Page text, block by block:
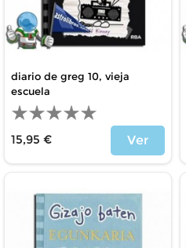
diario de greg 10, vieja
escuela
15,95 €
Ver